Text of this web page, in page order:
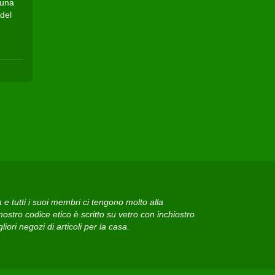
tutti i suoi membri ci tengono molto alla
codice etico è scritto su vetro con inchiostro
negozi di articoli per la casa.